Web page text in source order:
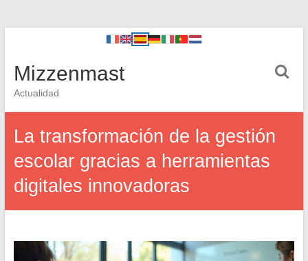
Mizzenmast
Actualidad
La transformación de la gestión
escolar gracias a herramientas
digitales innovadoras